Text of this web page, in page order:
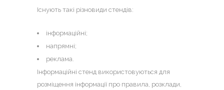
Iснують такі різновиди стендів:
інформаційні;
напрямні;
реклама.
Інформаційні стенд використовуються для
розміщення інформації про правила, розклади,